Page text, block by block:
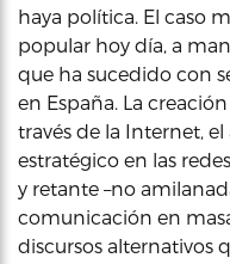
haya política. El caso
popular hoy día, a
que ha sucedido con
en España. La
través de la Internet,
estratégico en las
y retante –no
comunicación en
discursos alternativos